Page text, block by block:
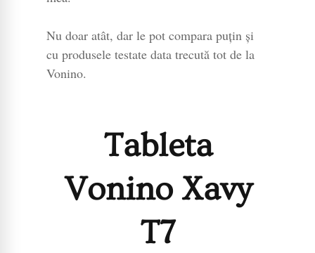
Nu doar atât, dar le pot compara puțin și
cu produsele testate data trecută tot de la
Vonino.
Tableta
Vonino Xavy
T7